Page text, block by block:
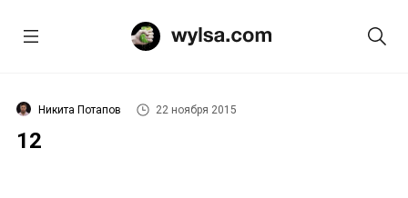
Никита Потапов 22 ноября 2015
12